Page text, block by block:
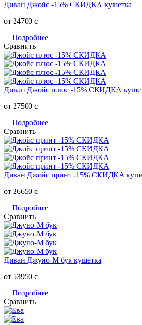
Диван Джойс -15% СКИДКА кушетка
от 24700 c
Подробнее
Сравнить
Диван Джойс плюс -15% СКИДКА
от 27500 c
Подробнее
Сравнить
Диван Джойс принт -15% СКИДКА
от 26650 c
Подробнее
Сравнить
Диван Джуно-М бук кушетка
от 53950 c
Подробнее
Сравнить